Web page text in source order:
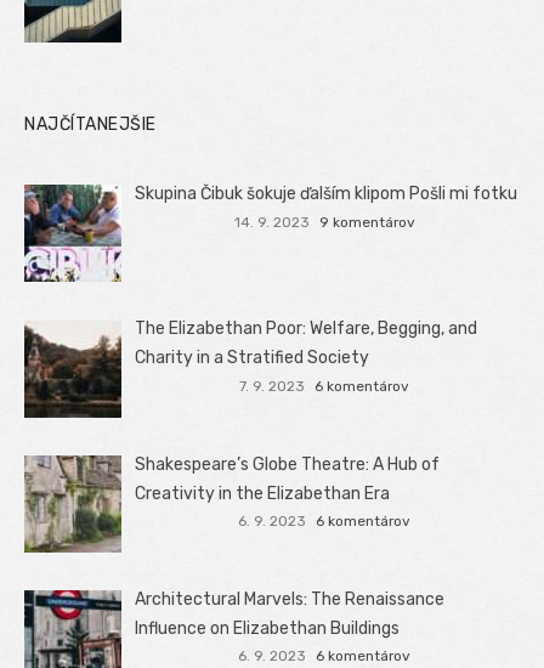
NAJČÍTANEJŠIE
Skupina Čibuk šokuje ďalším klipom Pošli mi fotku
14. 9. 2023 9 komentárov
The Elizabethan Poor: Welfare, Begging, and
Charity in a Stratified Society
7. 9. 2023 6 komentárov
Shakespeare’s Globe Theatre: A Hub of
Creativity in the Elizabethan Era
6. 9. 2023 6 komentárov
Architectural Marvels: The Renaissance
Influence on Elizabethan Buildings
6. 9. 2023 6 komentárov